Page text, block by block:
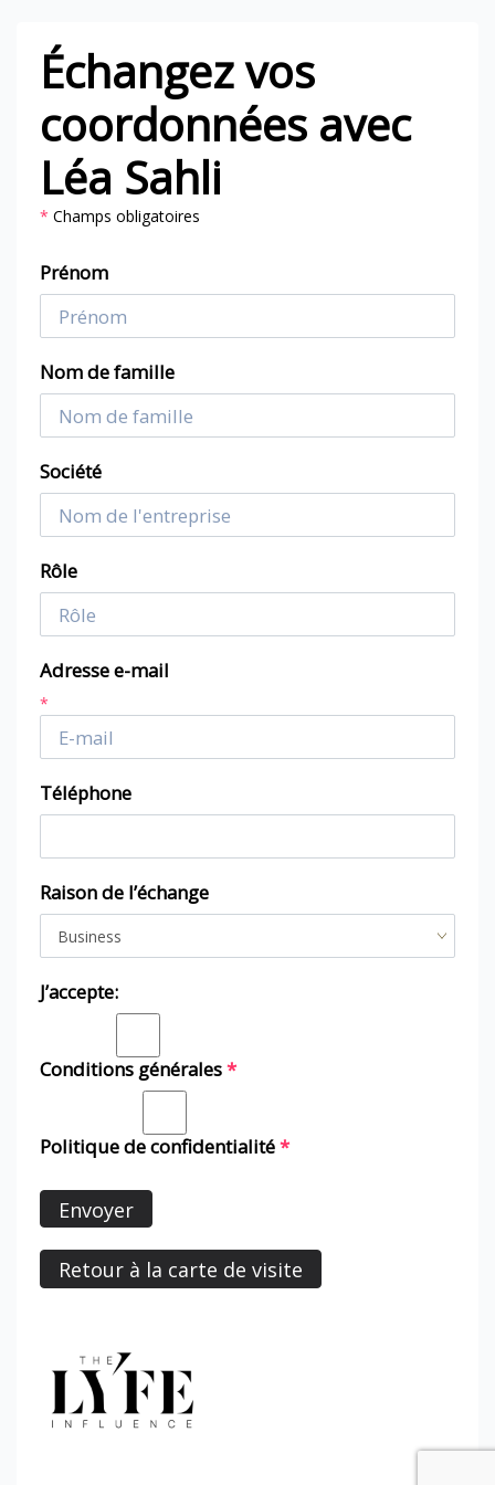
Échangez vos
coordonnées avec
Léa Sahli
* Champs obligatoires
Prénom
Nom de famille
Société
Rôle
Adresse e-mail
*
Téléphone
Raison de l’échange
J’accepte:
Conditions générales*
Politique de confidentialité*
Envoyer
Retour à la carte de visite